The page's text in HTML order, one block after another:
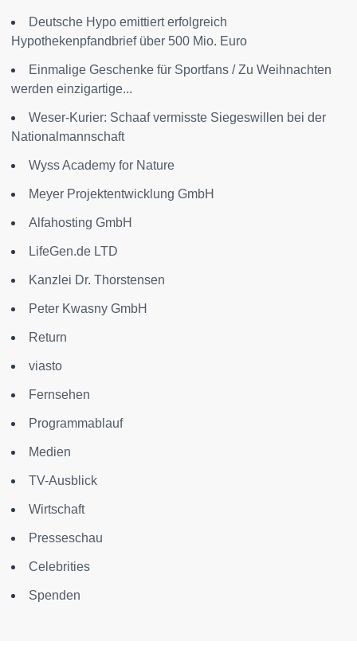
Deutsche Hypo emittiert erfolgreich
Hypothekenpfandbrief über 500 Mio. Euro
Einmalige Geschenke für Sportfans / Zu Weihnachten
werden einzigartige...
Weser-Kurier: Schaaf vermisste Siegeswillen bei der
Nationalmannschaft
Wyss Academy for Nature
Meyer Projektentwicklung GmbH
Alfahosting GmbH
LifeGen.de LTD
Kanzlei Dr. Thorstensen
Peter Kwasny GmbH
Return
viasto
Fernsehen
Programmablauf
Medien
TV-Ausblick
Wirtschaft
Presseschau
Celebrities
Spenden